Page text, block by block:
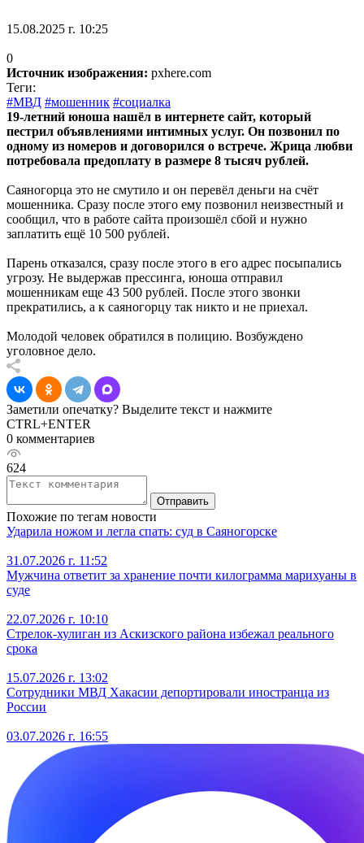
15.08.2025 г. 10:25
0
Источник изображения: pxhere.com
Теги:
#МВД #мошенник #социалка
19-летний юноша нашёл в интернете сайт, который
пестрил объявлениями интимных услуг. Он позвонил по
одному из номеров и договорился о встрече. Жрица любви
потребовала предоплату в размере 8 тысяч рублей.
Саяногорца это не смутило и он перевёл деньги на счёт
мошенника. Сразу после этого ему позвонил неизвестный и
сообщил, что в работе сайта произошёл сбой и нужно
заплатить ещё 10 500 рублей.
Парень отказался, сразу после этого в его адрес посыпались
угрозу. Не выдержав прессинга, юноша отправил
мошенникам еще 43 500 рублей. После этого звонки
прекратились, а к саяногорцу так никто и не приехал.
Молодой человек обратился в полицию. Возбуждено
уголовное дело.
Заметили опечатку? Выделите текст и нажмите
CTRL+ENTER
0 комментариев
624
Отправить
Похожие по тегам новости
Ударила ножом и легла спать: суд в Саяногорске
31.07.2026 г. 11:52
Мужчина ответит за хранение почти килограмма марихуаны в
суде
22.07.2026 г. 10:10
Стрелок-хулиган из Аскизского района избежал реального
срока
15.07.2026 г. 13:02
Сотрудники МВД Хакасии депортировали иностранца из
России
03.07.2026 г. 16:55